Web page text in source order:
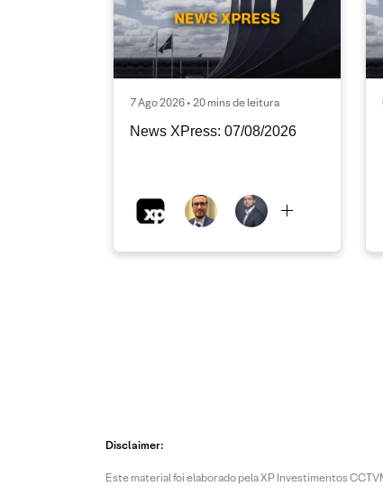
7 Ago 2026 • 20 mins de leitura
News XPress: 07/08/2026
Disclaimer:
Este material foi elaborado pela XP Investimentos